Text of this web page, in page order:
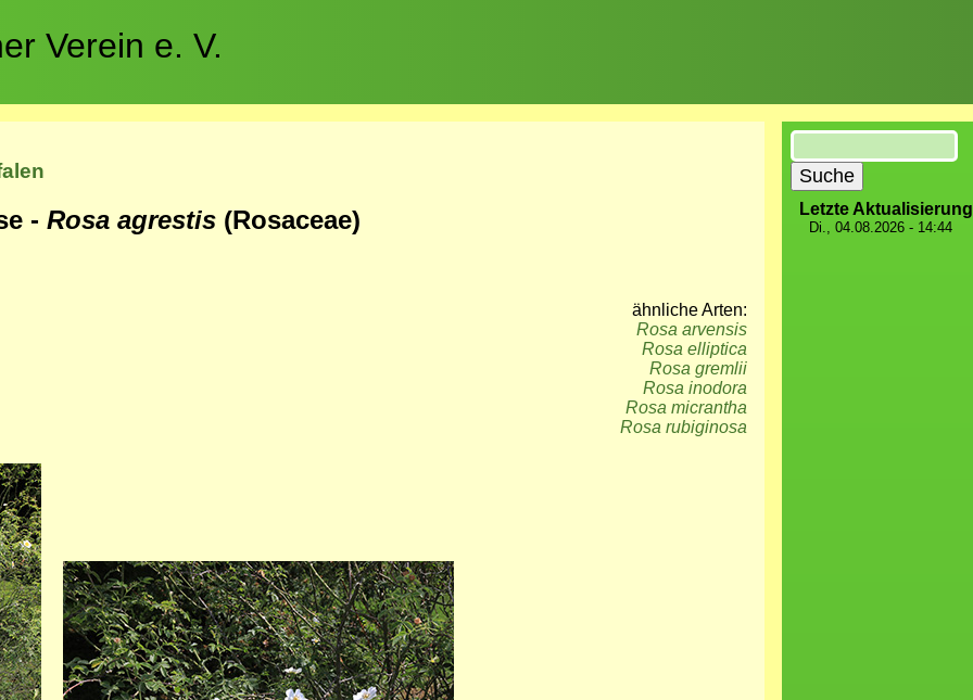
Verein e. V.
- Rosa agrestis (Rosaceae)
ähnliche Arten:
Rosa arvensis
Rosa elliptica
Rosa gremlii
Rosa inodora
Rosa micrantha
Rosa rubiginosa
Bild
Suche
Letzte Aktualisierung
Di., 04.08.2026 - 14:44